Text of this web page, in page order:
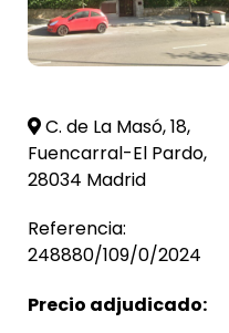
C. de La Masó, 18,
Fuencarral-El Pardo,
28034 Madrid
Referencia:
248880/109/0/2024
Precio adjudicado: